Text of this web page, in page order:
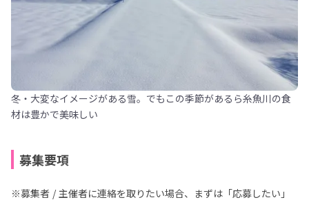
冬・大変なイメージがある雪。でもこの季節があるら糸魚川の食
材は豊かで美味しい
募集要項
※募集者 / 主催者に連絡を取りたい場合、まずは「応募したい」